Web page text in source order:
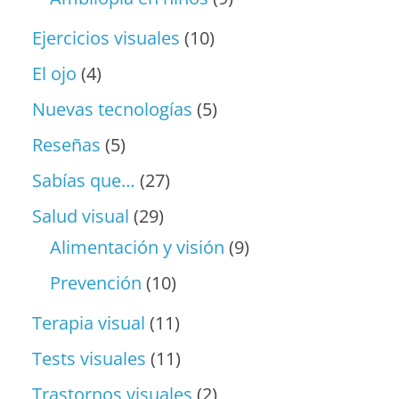
Ejercicios visuales (10)
El ojo (4)
Nuevas tecnologías (5)
Reseñas (5)
Sabías que… (27)
Salud visual (29)
Alimentación y visión (9)
Prevención (10)
Terapia visual (11)
Tests visuales (11)
Trastornos visuales (2)